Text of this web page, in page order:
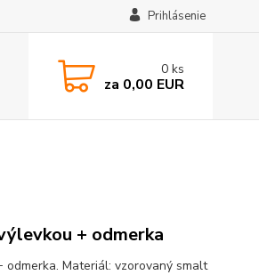
Prihlásenie
0 ks
za 0,00 EUR
+ odmerka
Materiál: vzorovaný smalt